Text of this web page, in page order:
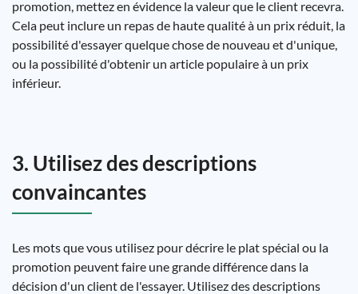
promotion, mettez en évidence la valeur que le client recevra.
Cela peut inclure un repas de haute qualité à un prix réduit, la
possibilité d'essayer quelque chose de nouveau et d'unique,
ou la possibilité d'obtenir un article populaire à un prix
inférieur.
3. Utilisez des descriptions
convaincantes
Les mots que vous utilisez pour décrire le plat spécial ou la
promotion peuvent faire une grande différence dans la
décision d'un client de l'essayer. Utilisez des descriptions